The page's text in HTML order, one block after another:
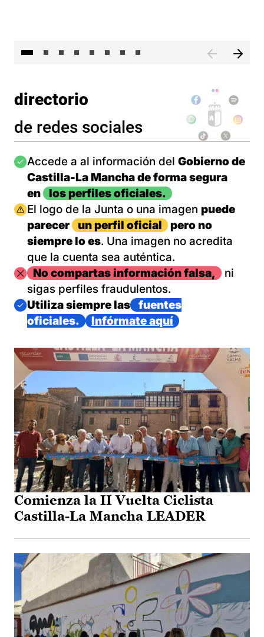
directorio
de redes sociales
Imagen
Accede a al información del Gobierno de
Castilla-La Mancha de forma segura
en
los perfiles oficiales.
Imagen
El logo de la Junta o una imagen puede
parecer
un perfil oficial
pero no
siempre lo es. Una imagen no acredita
que la cuenta sea auténtica.
ImagenNo compartas información falsa,
ni
sigas perfiles fraudulentos.
Imagen
Utiliza siempre las
fuentes
oficiales.
Infórmate aquí
Comienza la II Vuelta Ciclista
Castilla-La Mancha LEADER